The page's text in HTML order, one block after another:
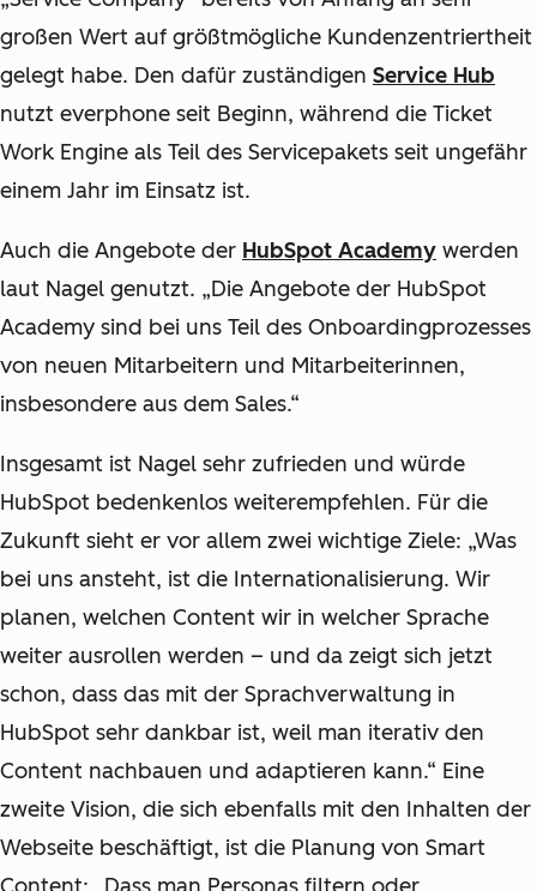
großen Wert auf größtmögliche Kundenzentriertheit
gelegt habe. Den dafür zuständigen Service Hub
nutzt everphone seit Beginn, während die Ticket
Work Engine als Teil des Servicepakets seit ungefähr
einem Jahr im Einsatz ist.
Auch die Angebote der HubSpot Academy werden
laut Nagel genutzt. „Die Angebote der HubSpot
Academy sind bei uns Teil des Onboardingprozesses
von neuen Mitarbeitern und Mitarbeiterinnen,
insbesondere aus dem Sales.“
Insgesamt ist Nagel sehr zufrieden und würde
HubSpot bedenkenlos weiterempfehlen. Für die
Zukunft sieht er vor allem zwei wichtige Ziele: „Was
bei uns ansteht, ist die Internationalisierung. Wir
planen, welchen Content wir in welcher Sprache
weiter ausrollen werden – und da zeigt sich jetzt
schon, dass das mit der Sprachverwaltung in
HubSpot sehr dankbar ist, weil man iterativ den
Content nachbauen und adaptieren kann.“ Eine
zweite Vision, die sich ebenfalls mit den Inhalten der
Webseite beschäftigt, ist die Planung von Smart